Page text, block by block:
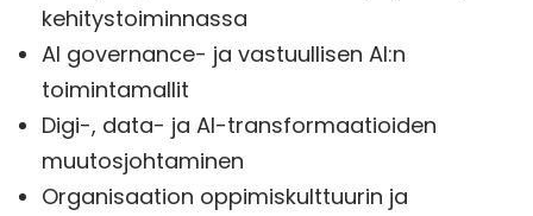
kehitystoiminnassa
AI governance- ja vastuullisen AI:n
toimintamallit
Digi-, data- ja AI-transformaatioiden
muutosjohtaminen
Organisaation oppimiskulttuurin ja